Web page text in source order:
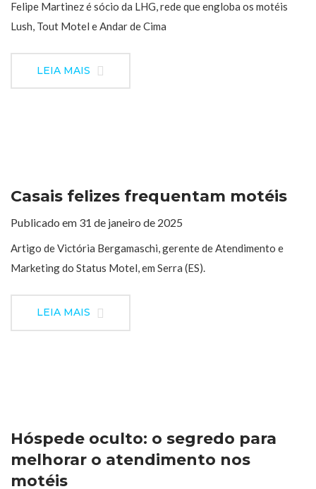
Felipe Martinez é sócio da LHG, rede que engloba os motéis
Lush, Tout Motel e Andar de Cima
LEIA MAIS
Casais felizes frequentam motéis
Publicado em 31 de janeiro de 2025
Artigo de Victória Bergamaschi, gerente de Atendimento e
Marketing do Status Motel, em Serra (ES).
LEIA MAIS
Hóspede oculto: o segredo para
melhorar o atendimento nos
motéis